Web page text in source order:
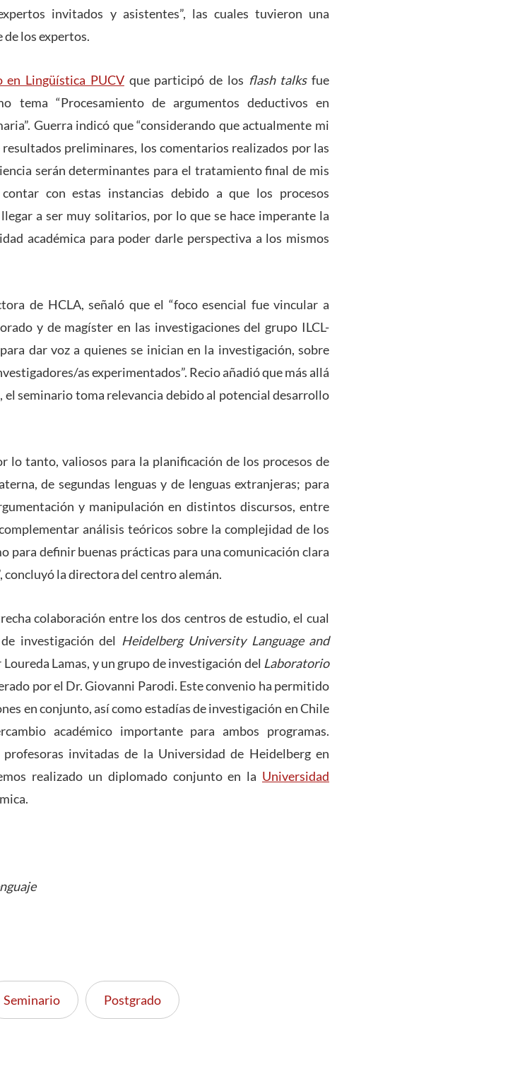
invitados y asistentes”, las cuales tuvieron una
los expertos.
en Lingüística PUCVque participó de los flash talksfue
tema “Procesamiento de argumentos deductivos en
Guerra indicó que “considerando que actualmente mi
preliminares, los comentarios realizados por las
serán determinantes para el tratamiento final de mis
con estas instancias debido a que los procesos
a ser muy solitarios, por lo que se hace imperante la
académica para poder darle perspectiva a los mismos
de HCLA, señaló que el “foco esencial fue vincular a
y de magíster en las investigaciones del grupo ILCL-
dar voz a quienes se inician en la investigación, sobre
as experimentados”. Recio añadió que más allá
el seminario toma relevancia debido al potencial desarrollo
lo tanto, valiosos para la planificación de los procesos de
de segundas lenguas y de lenguas extranjeras; para
y manipulación en distintos discursos, entre
análisis teóricos sobre la complejidad de los
para definir buenas prácticas para una comunicación clara
concluyó la directora del centro alemán.
colaboración entre los dos centros de estudio, el cual
investigación del Heidelberg University Language and
Lamas, y un grupo de investigación del Laboratorio
por el Dr. Giovanni Parodi. Este convenio ha permitido
en conjunto, así como estadías de investigación en Chile
académico importante para ambos programas.
invitadas de la Universidad de Heidelberg en
realizado un diplomado conjunto en la Universidad
Seminario Postgrado